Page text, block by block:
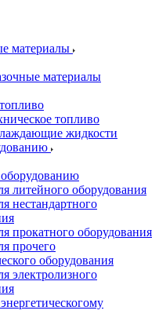
материалы
материалы
топливо
жидкости
литейного оборудования
нестандартного
прокатного оборудования
прочего
оборудования
электролизного